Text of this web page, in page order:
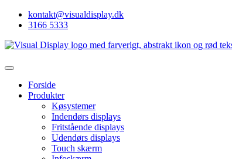
kontakt@visualdisplay.dk
3166 5333
Forside
Produkter
Køsystemer
Indendørs displays
Fritstående displays
Udendørs displays
Touch skærm